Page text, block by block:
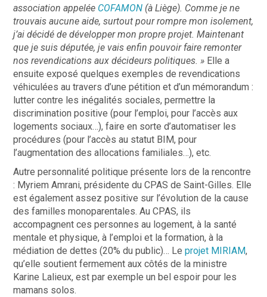
association appelée COFAMON (à Liège). Comme je ne
trouvais aucune aide, surtout pour rompre mon isolement,
j’ai décidé de développer mon propre projet. Maintenant
que je suis députée, je vais enfin pouvoir faire remonter
nos revendications aux décideurs politiques. » Elle a
ensuite exposé quelques exemples de revendications
véhiculées au travers d’une pétition et d’un mémorandum :
lutter contre les inégalités sociales, permettre la
discrimination positive (pour l’emploi, pour l’accès aux
logements sociaux…), faire en sorte d’automatiser les
procédures (pour l’accès au statut BIM, pour
l’augmentation des allocations familiales…), etc.
Autre personnalité politique présente lors de la rencontre
: Myriem Amrani, présidente du CPAS de Saint-Gilles. Elle
est également assez positive sur l’évolution de la cause
des familles monoparentales. Au CPAS, ils
accompagnent ces personnes au logement, à la santé
mentale et physique, à l’emploi et la formation, à la
médiation de dettes (20% du public)… Leprojet MIRIAM,
qu’elle soutient fermement aux côtés de la ministre
Karine Lalieux, est par exemple un bel espoir pour les
mamans solos.